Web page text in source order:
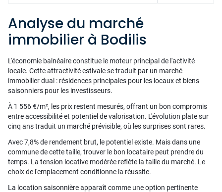
Analyse du marché
immobilier à Bodilis
L'économie balnéaire constitue le moteur principal de l'activité
locale. Cette attractivité estivale se traduit par un marché
immobilier dual : résidences principales pour les locaux et biens
saisonniers pour les investisseurs.
À 1 556 €/m², les prix restent mesurés, offrant un bon compromis
entre accessibilité et potentiel de valorisation. L'évolution plate sur
cinq ans traduit un marché prévisible, où les surprises sont rares.
Avec 7,8% de rendement brut, le potentiel existe. Mais dans une
commune de cette taille, trouver le bon locataire peut prendre du
temps. La tension locative modérée reflète la taille du marché. Le
choix de l'emplacement conditionne la réussite.
La location saisonnière apparaît comme une option pertinente